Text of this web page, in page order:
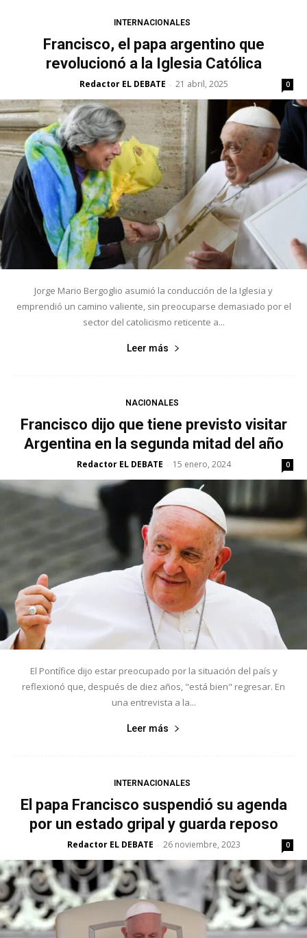
INTERNACIONALES
Francisco, el papa argentino que
revolucionó a la Iglesia Católica
Redactor EL DEBATE - 21 abril, 2025 0
Jorge Mario Bergoglio asumió la conducción de la Iglesia y
emprendió un camino valiente, sin preocuparse demasiado por el
sector del catolicismo reticente a...
Leer más
NACIONALES
Francisco dijo que tiene previsto visitar
Argentina en la segunda mitad del año
Redactor EL DEBATE - 15 enero, 2024 0
El Pontífice dijo estar preocupado por la situación del país y
reflexionó que, después de diez años, "está bien" regresar. En
una entrevista a la...
Leer más
INTERNACIONALES
El papa Francisco suspendió su agenda
por un estado gripal y guarda reposo
Redactor EL DEBATE - 26 noviembre, 2023 0